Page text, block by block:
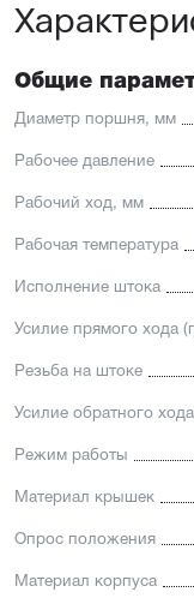
Отличительные
Имеется опрос
демпфирование
Увеличенный срок
Подходит для
Общие
Диаметр поршня, мм
Рабочее давление
Рабочий ход, мм
Рабочая температура
Исполнение штока
Усилие прямого хода
Резьба на штоке
Усилие обратного
Режим работы
Материал крышек
Опрос положения
Материал корпуса